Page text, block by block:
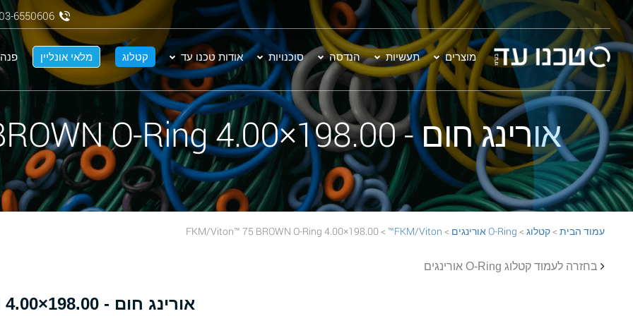
מוצרים תעשיות הנדסה סוכנויות אודות טכנו עד קטלוג מלאי אונליין פנה
03-6550606
אורינג חום - 198.00×4.00 FKM/Viton™ 75 BROWN O-Ring
עמוד הבית >קטלוג > O-Ring אורינגים >
FKM/Viton™
> 198.00×4.00 FKM/Viton™ 75 BROWN O-Ring
בחזרה לעמוד קטלוג O-Ring אורינגים